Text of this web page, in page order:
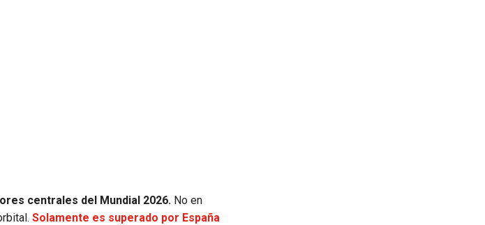
centrales del Mundial 2026. No en
Solamente es superado por España